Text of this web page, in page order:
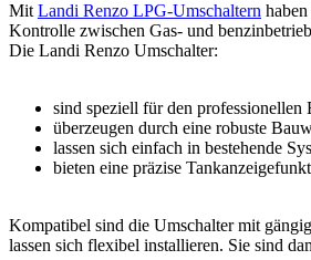
MitLandi Renzo LPG-Umschaltern
Kontrolle zwischen Gas- und
Die Landi Renzo Umschalter:
sind speziell für den professionellen
überzeugen durch eine robuste
lassen sich einfach in bestehende
bieten eine präzise
Kompatibel sind die Umschalter mit
lassen sich flexibel installieren. Sie sind